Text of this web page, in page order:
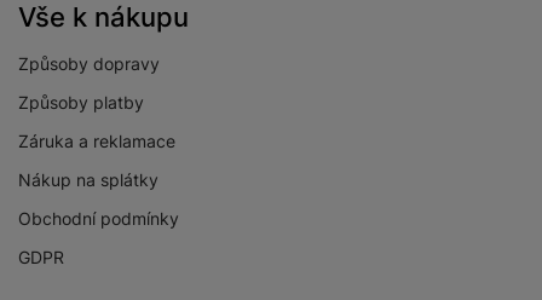
Vše k nákupu
Způsoby dopravy
Způsoby platby
Záruka a reklamace
Nákup na splátky
Obchodní podmínky
GDPR